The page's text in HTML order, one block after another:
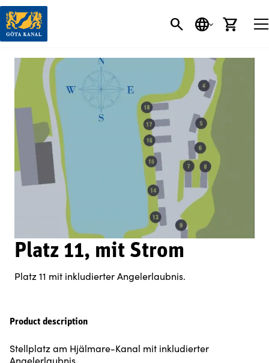
SEARCH
SPRACHE
Platz 11, mit Strom
Platz 11 mit inkludierter Angelerlaubnis.
Product description
Stellplatz am Hjälmare-Kanal mit inkludierter
Angelerlaubnis.